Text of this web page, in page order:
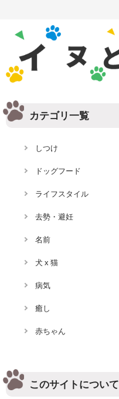
カテゴリ一覧
しつけ
ドッグフード
ライフスタイル
去勢・避妊
名前
犬 x 猫
病気
癒し
赤ちゃん
このサイトについて